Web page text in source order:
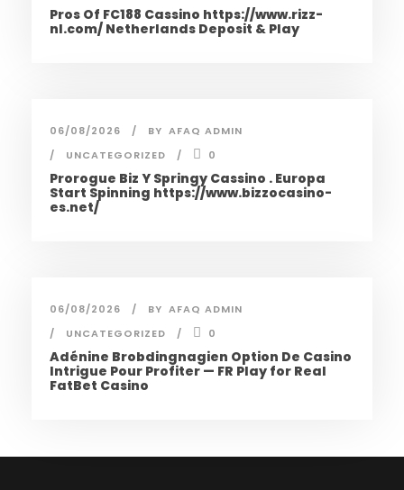
Pros Of FC188 Cassino https://www.rizz-
nl.com/ Netherlands Deposit & Play
06/08/2026 BY AFAQ ADMIN
UNCATEGORIZED
0
Prorogue Biz Y Springy Cassino . Europa
Start Spinning https://www.bizzocasino-
es.net/
06/08/2026 BY AFAQ ADMIN
UNCATEGORIZED
0
Adénine Brobdingnagien Option De Casino
Intrigue Pour Profiter — FR Play for Real
FatBet Casino